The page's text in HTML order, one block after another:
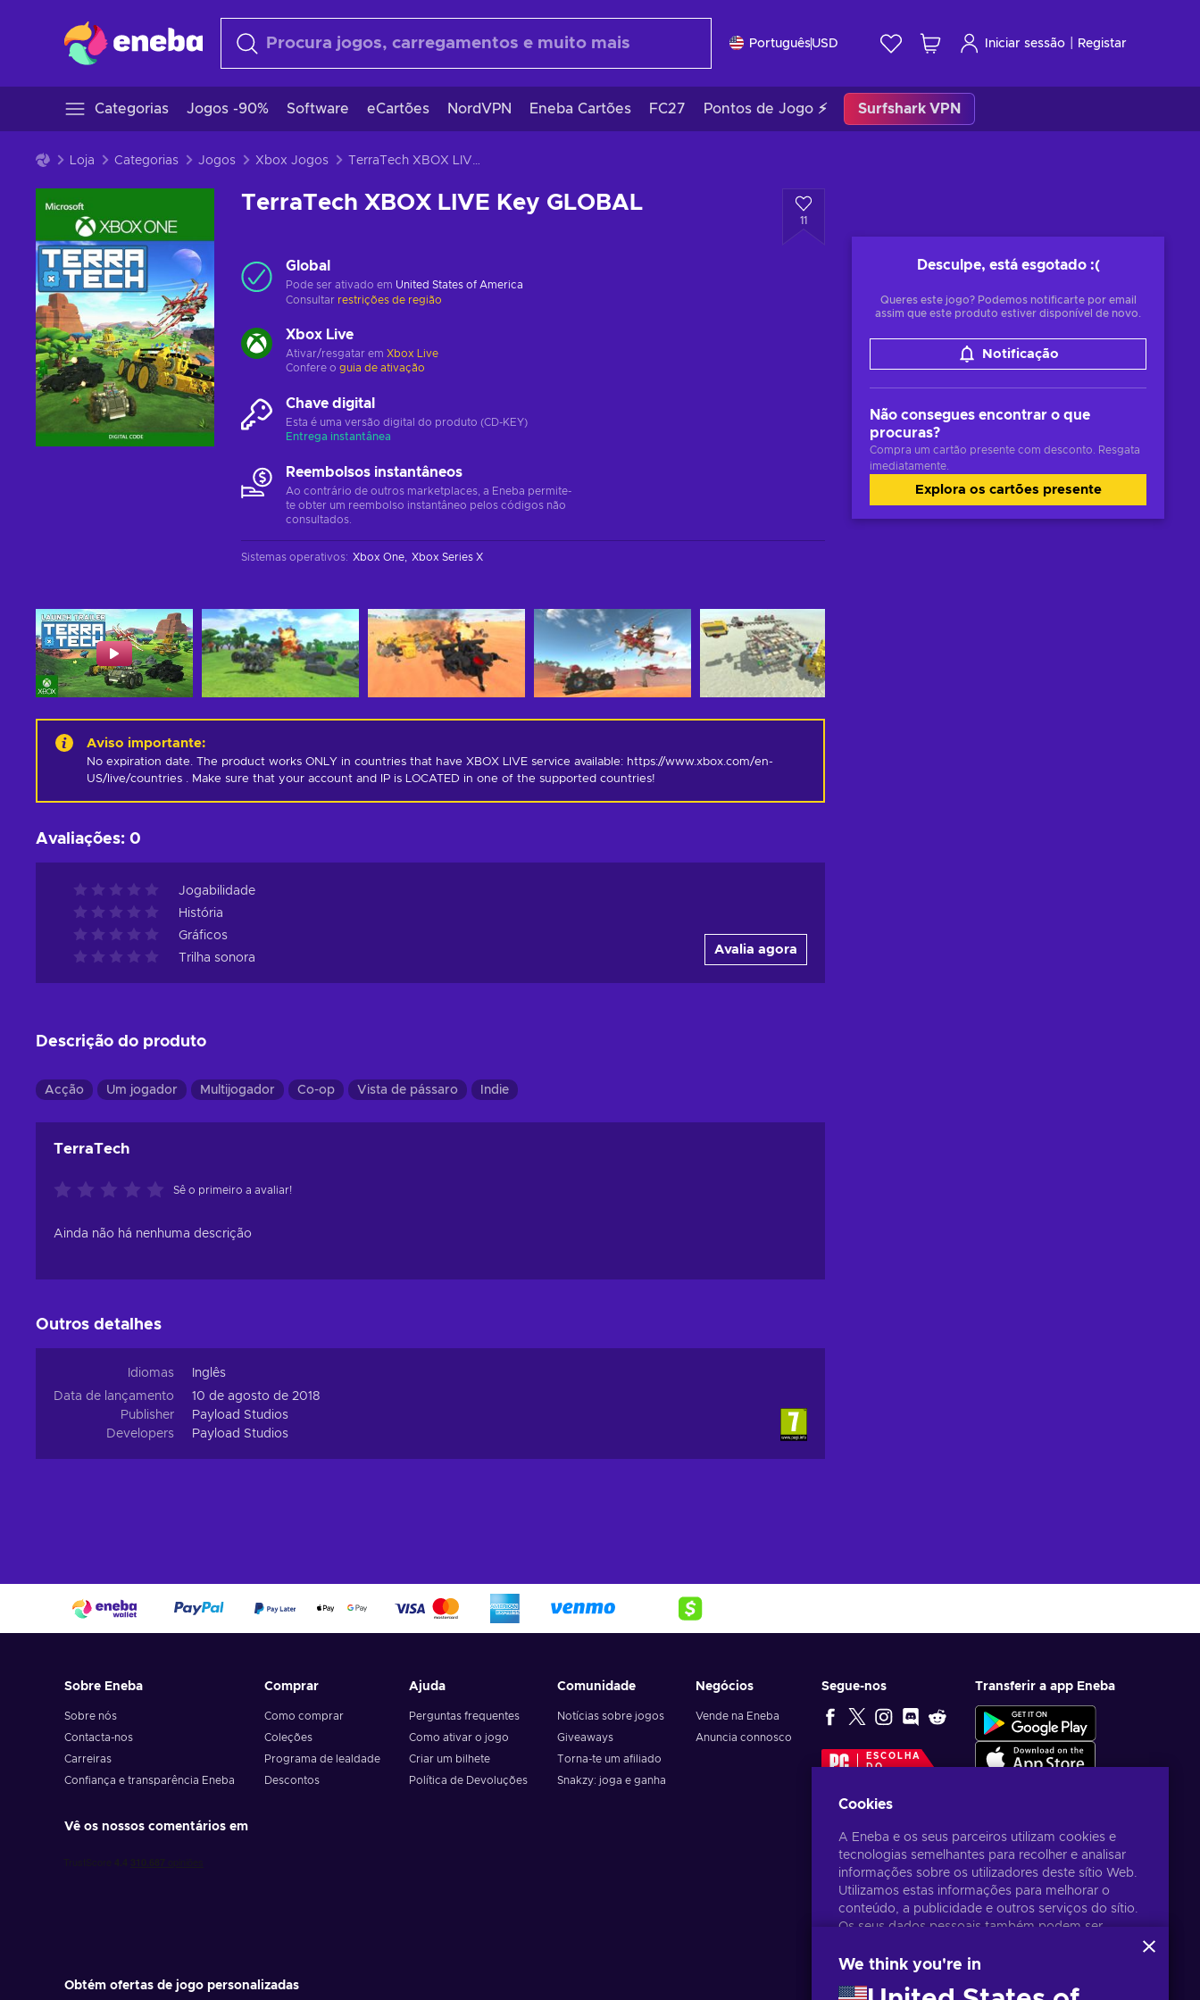
PortuguêsUSD Iniciar sessão Registar
Categorias Jogos -90% Software eCartões NordVPN Eneba Cartões FC27 Pontos de Jogo ⚡ Surfshark VPN
Loja Categorias Jogos Xbox Jogos TerraTech XBOX LIVE Key GLOBAL
TerraTech XBOX LIVE Key GLOBAL
11
Desculpe, está esgotado :(
Queres este jogo? Podemos notificarte por email
assim que este produto estiver disponível de novo.
Notificação
Não consegues encontrar o que
procuras?
Compra um cartão presente com desconto. Resgata
imediatamente.
Explora os cartões presente
Global
Pode ser ativado em United States of America
Consultar restrições de região
Xbox Live
Ativar/resgatar em Xbox Live
Confere o guia de ativação
Chave digital
Esta é uma versão digital do produto (CD-KEY)
Entrega instantânea
Reembolsos instantâneos
Ao contrário de outros marketplaces, a Eneba permite-
te obter um reembolso instantâneo pelos códigos não
consultados.
Sistemas operativos: Xbox One Xbox Series X
Aviso importante:
No expiration date. The product works ONLY in countries that have XBOX LIVE service available: https://www.xbox.com/en-
US/live/countries . Make sure that your account and IP is LOCATED in one of the supported countries!
Avaliações: 0
Jogabilidade
História
Gráficos
Trilha sonora
Avalia agora
Descrição do produto
Acção Um jogador Multijogador Co-op Vista de pássaro Indie
TerraTech
Sê o primeiro a avaliar!
Ainda não há nenhuma descrição
Outros detalhes
Idiomas
Inglês
Data de lançamento
10 de agosto de 2018
Publisher
Payload Studios
Developers
Payload Studios
Sobre Eneba
Sobre nós
Contacta-nos
Carreiras
Confiança e transparência Eneba
Comprar
Como comprar
Coleções
Programa de lealdade
Descontos
Ajuda
Perguntas frequentes
Como ativar o jogo
Criar um bilhete
Política de Devoluções
Comunidade
Notícias sobre jogos
Giveaways
Torna-te um afiliado
Snakzy: joga e ganha
Negócios
Vende na Eneba
Anuncia connosco
Segue-nos
ESCOLHA
DO
Transferir a app Eneba
Vê os nossos comentários em
Obtém ofertas de jogo personalizadas
Cookies
A Eneba e os seus parceiros utilizam cookies e
tecnologias semelhantes para recolher e analisar
informações sobre os utilizadores deste sítio Web.
Utilizamos estas informações para melhorar o
conteúdo, a publicidade e outros serviços do sítio.
Os seus dados pessoais também podem ser
Ao clicar em 'Aceitar tudo', está a consentir a
We think you're in